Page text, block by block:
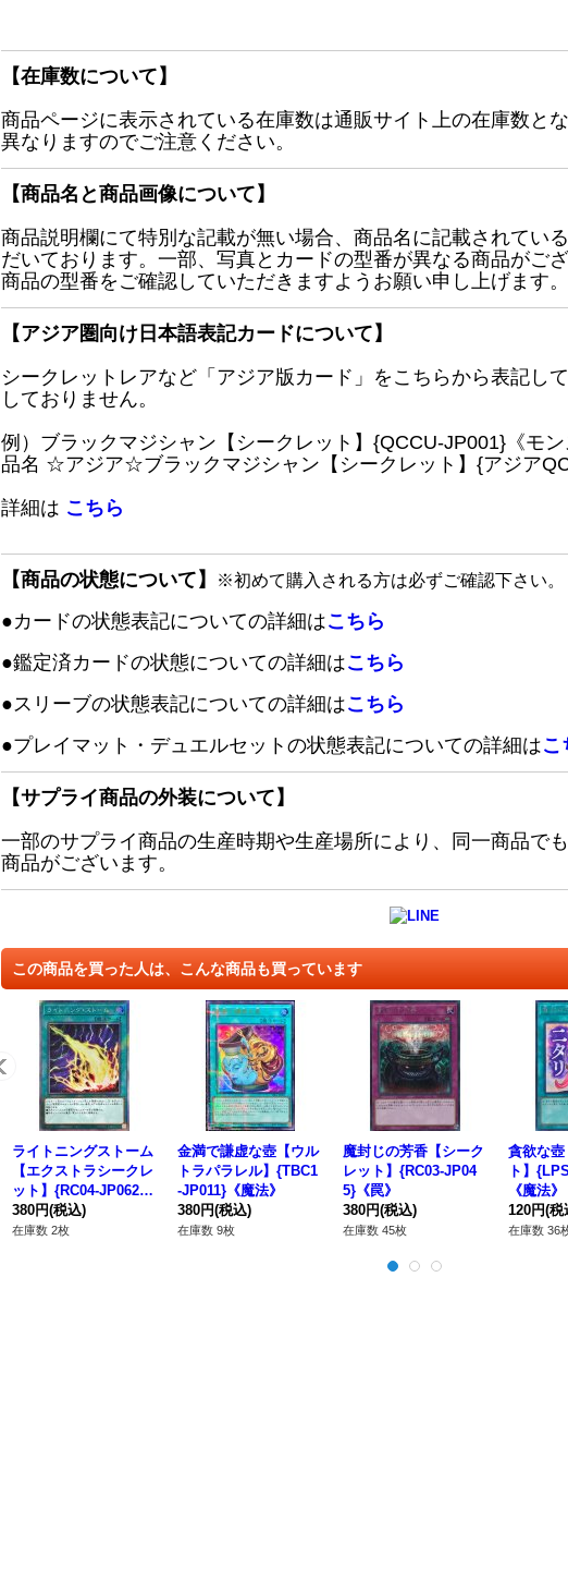
【在庫数について】
商品ページに表示されている在庫数は通販サイト上の在庫数と
異なりますのでご注意ください。
【商品名と商品画像について】
商品説明欄にて特別な記載が無い場合、商品名に記載されてい
だいております。一部、写真とカードの型番が異なる商品がご
商品の型番をご確認していただきますようお願い申し上げます。
【アジア圏向け日本語表記カードについて】
シークレットレアなど「アジア版カード」をこちらから表記し
しておりません。
例）ブラックマジシャン【シークレット】{QCCU-JP001}《モ
品名 ☆アジア☆ブラックマジシャン【シークレット】{アジア
詳細は こちら
【商品の状態について】 ※初めて購入される方は必ずご確認下さい。
●カードの状態表記についての詳細はこちら
●鑑定済カードの状態についての詳細はこちら
●スリーブの状態表記についての詳細はこちら
●プレイマット・デュエルセットの状態表記についての詳細はこ
【サプライ商品の外装について】
一部のサプライ商品の生産時期や生産場所により、同一商品で
商品がございます。
この商品を買った人は、こんな商品も買っています
ライトニングストーム
【エクストラシークレ
ット】{RC04-JP062}
《魔法》
380円(税込)
在庫数 2枚
金満で謙虚な壺【ウル
トラパラレル】{TBC1
-JP011}《魔法》
380円(税込)
在庫数 9枚
魔封じの芳香【シーク
レット】{RC03-JP04
5}《罠》
380円(税込)
在庫数 45枚
貪欲な壺
ト】
《魔法》
120円(税
在庫数 36